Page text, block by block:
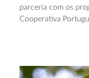
parceria com os
Cooperativa